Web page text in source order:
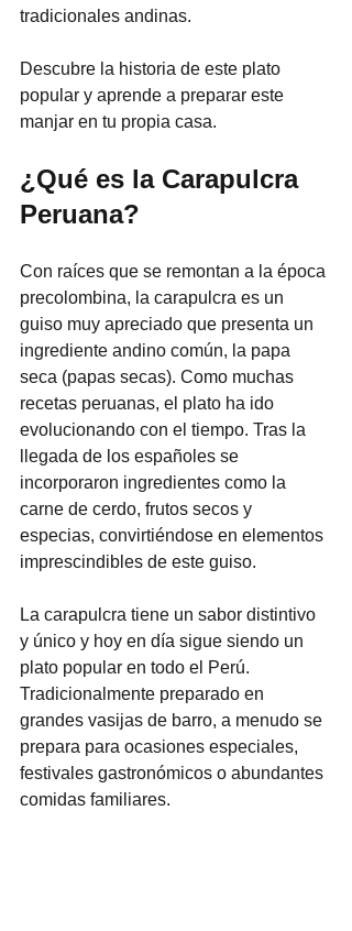
tradicionales andinas.
Descubre la historia de este plato
popular y aprende a preparar este
manjar en tu propia casa.
¿Qué es la Carapulcra
Peruana?
Con raíces que se remontan a la época
precolombina, la carapulcra es un
guiso muy apreciado que presenta un
ingrediente andino común, la papa
seca (papas secas). Como muchas
recetas peruanas, el plato ha ido
evolucionando con el tiempo. Tras la
llegada de los españoles se
incorporaron ingredientes como la
carne de cerdo, frutos secos y
especias, convirtiéndose en elementos
imprescindibles de este guiso.
La carapulcra tiene un sabor distintivo
y único y hoy en día sigue siendo un
plato popular en todo el Perú.
Tradicionalmente preparado en
grandes vasijas de barro, a menudo se
prepara para ocasiones especiales,
festivales gastronómicos o abundantes
comidas familiares.